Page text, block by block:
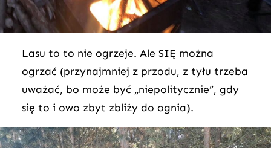
Lasu to to nie ogrzeje. Ale SIĘ można
ogrzać (przynajmniej z przodu, z tyłu trzeba
uważać, bo może być „niepolitycznie”, gdy
się to i owo zbyt zbliży do ognia).